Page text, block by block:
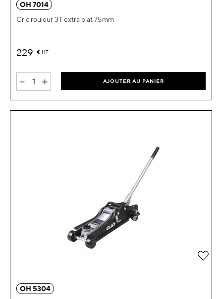
OH 7014
Cric rouleur 3T extra plat 75mm
229 € HT
- + AJOUTER AU PANIER
OH 5304